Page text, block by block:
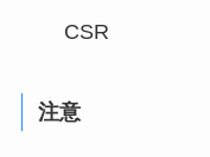
CSR
注意